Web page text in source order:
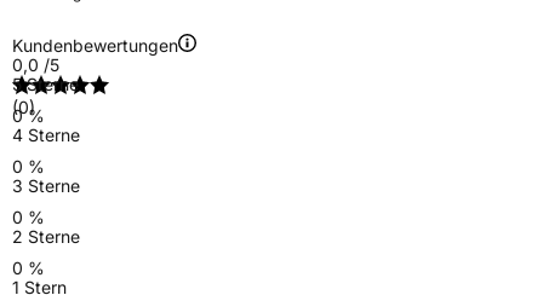
Kundenbewertungen
0,0 /5
(0)
5 Sterne
0 %
4 Sterne
0 %
3 Sterne
0 %
2 Sterne
0 %
1 Stern